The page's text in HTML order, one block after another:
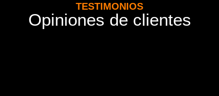
TESTIMONIOS
Opiniones de clientes